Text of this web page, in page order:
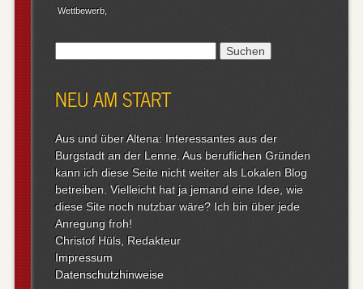
Wettbewerb
NEU AM START
Aus und über Altena: Interessantes aus der
Burgstadt an der Lenne. Aus beruflichen Gründen
kann ich diese Seite nicht weiter als Lokalen Blog
betreiben. Vielleicht hat ja jemand eine Idee, wie
diese Site noch nutzbar wäre? Ich bin über jede
Anregung froh!
Christof Hüls, Redakteur
Impressum
Datenschutzhinweise